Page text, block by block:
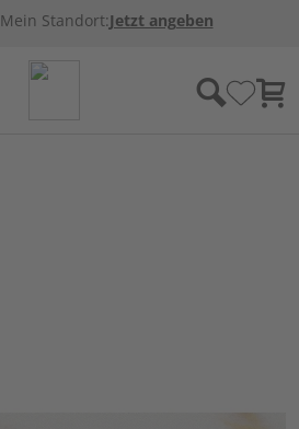
Mein Standort:Jetzt angeben